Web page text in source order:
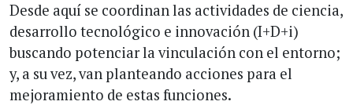
Desde aquí se coordinan las actividades de ciencia,
desarrollo tecnológico e innovación (I+D+i)
buscando potenciar la vinculación con el entorno;
y, a su vez, van planteando acciones para el
mejoramiento de estas funciones.